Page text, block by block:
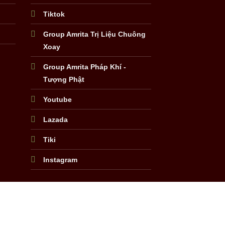
Tiktok
Group Amrita Trị Liệu Chuông
Xoay
Group Amrita Pháp Khí -
Tượng Phật
Youtube
Lazada
Tiki
Instagram